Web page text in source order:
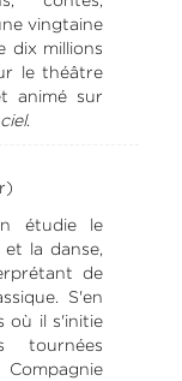
vingtaine
dix millions
le théâtre
animé sur
.
étudie le
la danse,
de
S'en
où il s'initie